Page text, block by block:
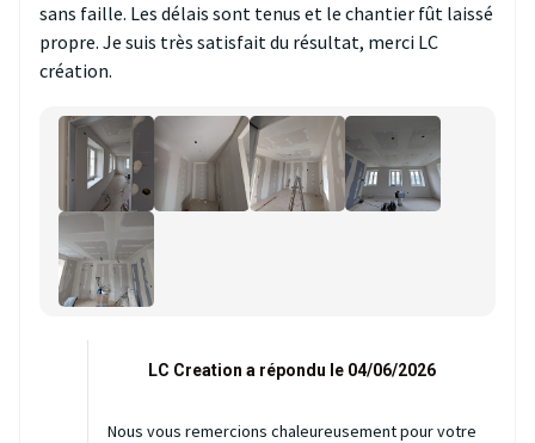
sans faille. Les délais sont tenus et le chantier fût laissé
propre. Je suis très satisfait du résultat, merci LC
création.
LC Creation a répondu le 04/06/2026
Nous vous remercions chaleureusement pour votre